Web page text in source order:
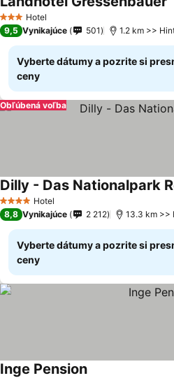
3 Počet hviezdičiek
Hotel
9,5 Vynikajúce 501 1.2 km >>
Vyberte dátumy a pozrite si
ceny
Obľúbená voľba
4 Počet hviezdičiek
Hotel
Dilly - Das Nationalpark
8,8 Vynikajúce 2 212 13.3 km >>
Vyberte dátumy a pozrite si
ceny
Inge Pension